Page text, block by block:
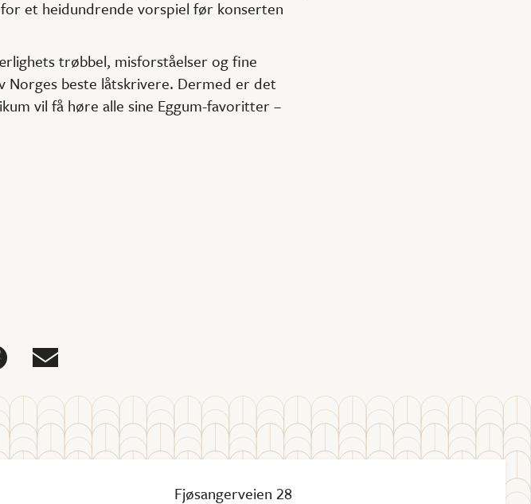
et heidundrende vorspiel før konserten
trøbbel, misforståelser og fine
Norges beste låtskrivere. Dermed er det
vil få høre alle sine Eggum-favoritter –

Fjøsangerveien 28